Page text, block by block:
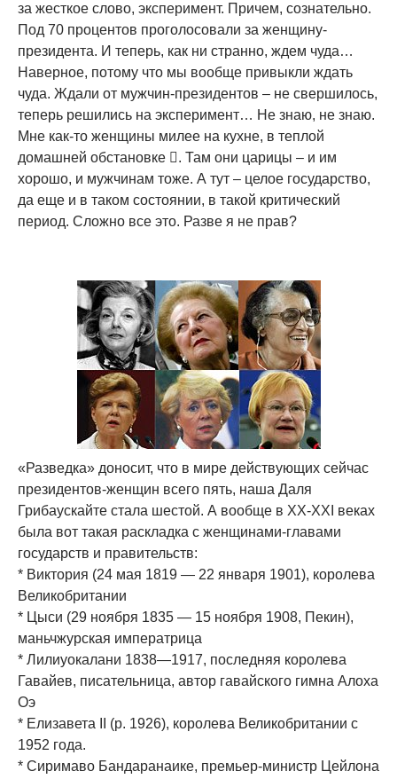
за жесткое слово, эксперимент. Причем, сознательно.
Под 70 процентов проголосовали за женщину-
президента. И теперь, как ни странно, ждем чуда…
Наверное, потому что мы вообще привыкли ждать
чуда. Ждали от мужчин-президентов – не свершилось,
теперь решились на эксперимент… Не знаю, не знаю.
Мне как-то женщины милее на кухне, в теплой
домашней обстановке . Там они царицы – и им
хорошо, и мужчинам тоже. А тут – целое государство,
да еще и в таком состоянии, в такой критический
период. Сложно все это. Разве я не прав?
«Разведка» доносит, что в мире действующих сейчас
президентов-женщин всего пять, наша Даля
Грибаускайте стала шестой. А вообще в ХХ-ХХI веках
была вот такая раскладка с женщинами-главами
государств и правительств:
* Виктория (24 мая 1819 — 22 января 1901), королева
Великобритании
* Цыси (29 ноября 1835 — 15 ноября 1908, Пекин),
маньчжурская императрица
* Лилиуокалани 1838—1917, последняя королева
Гавайев, писательница, автор гавайского гимна Алоха
Оэ
* Елизавета II (р. 1926), королева Великобритании с
1952 года.
* Сиримаво Бандаранаике, премьер-министр Цейлона